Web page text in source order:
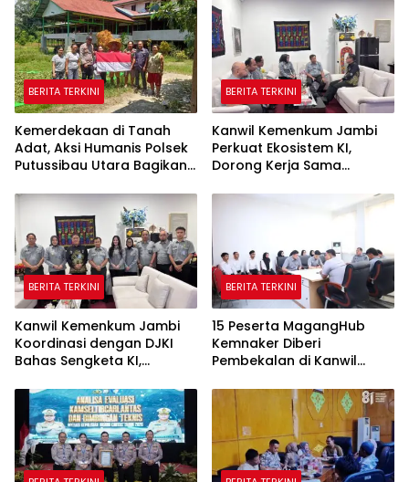
BERITA TERKINI
Kemerdekaan di Tanah
Adat, Aksi Humanis Polsek
Putussibau Utara Bagikan
Rumah Betang
BERITA TERKINI
Kanwil Kemenkum Jambi
Perkuat Ekosistem KI,
Dorong Kerja Sama
Pemda
BERITA TERKINI
Kanwil Kemenkum Jambi
Koordinasi dengan DJKI
Bahas Sengketa KI,
Sultan Thaha
BERITA TERKINI
15 Peserta MagangHub
Kemnaker Diberi
Pembekalan di Kanwil